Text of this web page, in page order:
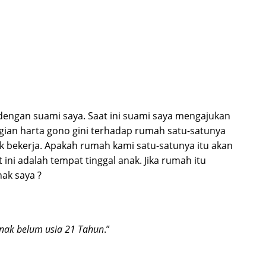
suami saya. Saat ini suami saya mengajukan
harta gono gini terhadap rumah satu-satunya
bekerja. Apakah rumah kami satu-satunya itu akan
adalah tempat tinggal anak. Jika rumah itu
saya ?
belum usia 21 Tahun.”